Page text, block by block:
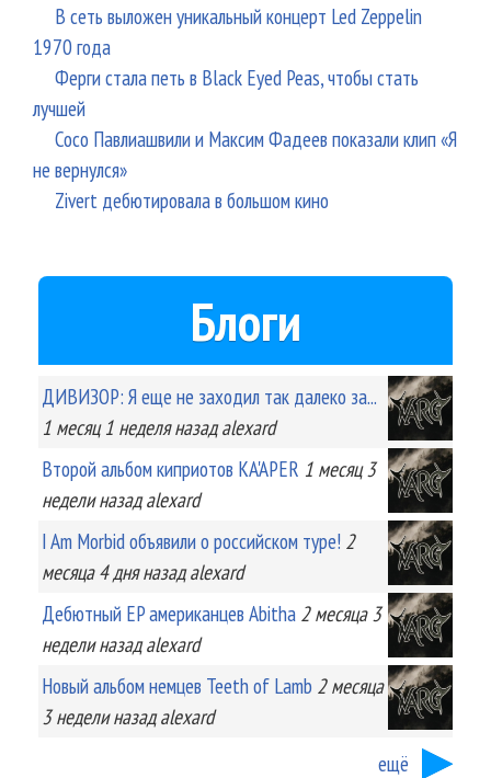
В сеть выложен уникальный концерт Led Zeppelin
1970 года
Ферги стала петь в Black Eyed Peas, чтобы стать
лучшей
Сосо Павлиашвили и Максим Фадеев показали клип «Я
не вернулся»
Zivert дебютировала в большом кино
Блоги
ДИВИЗОР: Я еще не заходил так далеко за...
1 месяц 1 неделяназад alexard
Второй альбом киприотов KA'APER 1 месяц 3
неделиназад alexard
I Am Morbid объявили о российском туре! 2
месяца 4 дняназад alexard
Дебютный EP американцев Abitha 2 месяца 3
неделиназад alexard
Новый альбом немцев Teeth of Lamb 2 месяца
3 неделиназад alexard
ещё